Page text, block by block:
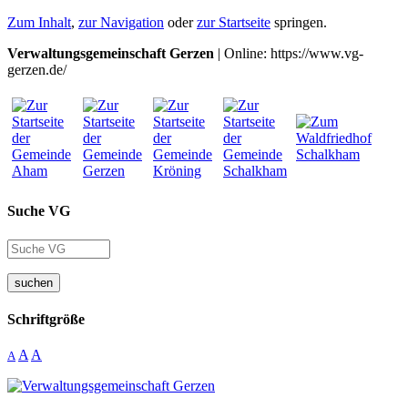
Zum Inhalt, zur Navigation oderzur Startseite springen.
Verwaltungsgemeinschaft Gerzen | Online: https://www.vg-
gerzen.de/
Suche VG
suchen
Schriftgröße
A A A